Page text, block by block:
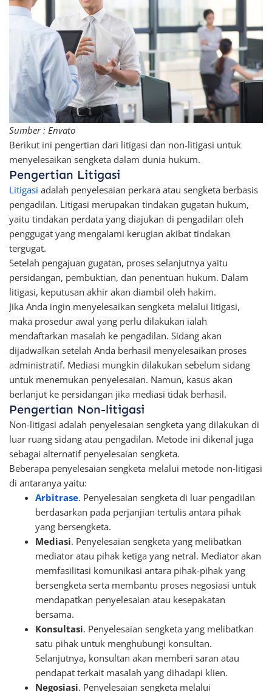
Sumber : Envato
Berikut ini pengertian dari litigasi dan non-litigasi untuk
menyelesaikan sengketa dalam dunia hukum.
Pengertian Litigasi
Litigasi adalah penyelesaian perkara atau sengketa berbasis
pengadilan. Litigasi merupakan tindakan gugatan hukum,
yaitu tindakan perdata yang diajukan di pengadilan oleh
penggugat yang mengalami kerugian akibat tindakan
tergugat.
Setelah pengajuan gugatan, proses selanjutnya yaitu
persidangan, pembuktian, dan penentuan hukum. Dalam
litigasi, keputusan akhir akan diambil oleh hakim.
Jika Anda ingin menyelesaikan sengketa melalui litigasi,
maka prosedur awal yang perlu dilakukan ialah
mendaftarkan masalah ke pengadilan. Sidang akan
dijadwalkan setelah Anda berhasil menyelesaikan proses
administratif. Mediasi mungkin dilakukan sebelum sidang
untuk menemukan penyelesaian. Namun, kasus akan
berlanjut ke persidangan jika mediasi tidak berhasil.
Pengertian Non-litigasi
Non-litigasi adalah penyelesaian sengketa yang dilakukan di
luar ruang sidang atau pengadilan. Metode ini dikenal juga
sebagai alternatif penyelesaian sengketa.
Beberapa penyelesaian sengketa melalui metode non-litigasi
di antaranya yaitu:
Arbitrase. Penyelesaian sengketa di luar pengadilan
berdasarkan pada perjanjian tertulis antara pihak
yang bersengketa.
Mediasi. Penyelesaian sengketa yang melibatkan
mediator atau pihak ketiga yang netral. Mediator akan
memfasilitasi komunikasi antara pihak-pihak yang
bersengketa serta membantu proses negosiasi untuk
mendapatkan penyelesaian atau kesepakatan
bersama.
Konsultasi. Penyelesaian sengketa yang melibatkan
satu pihak untuk menghubungi konsultan.
Selanjutnya, konsultan akan memberi saran atau
pendapat terkait masalah yang dihadapi klien.
Negosiasi. Penyelesaian sengketa melalui